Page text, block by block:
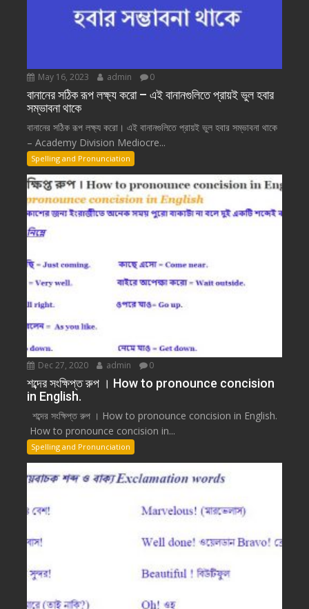
May 16, 2023 admin 0
বানানের সঠিক রূপ লক্ষ্য করো – এই বানানগুলিতে প্রায়ই ভুল হবার
সম্ভাবনা থাকে
বানানের সঠিক রূপ লক্ষ্য করো। এই বানানগুলিতে প্রায়ই ভুল হবার সম্ভাবনা থাকে
– Academy Division Mediocre...
Spelling and Pronunciation
Dec 27, 2020 admin 0
শব্দের সংক্ষিপ্ত রুপ । How to pronounce concision
in English.
শব্দের সংক্ষিপ্ত রুপ । How to pronounce concision in English.
How to pronounce concision in...
Spelling and Pronunciation